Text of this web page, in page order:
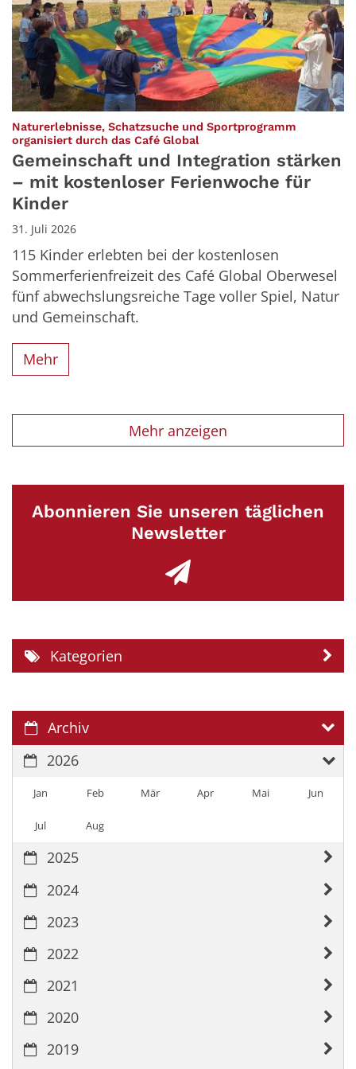
Naturerlebnisse, Schatzsuche und Sportprogramm
organisiert durch das Café Global
Gemeinschaft und Integration stärken
– mit kostenloser Ferienwoche für
Kinder
31. Juli 2026
115 Kinder erlebten bei der kostenlosen
Sommerferienfreizeit des Café Global Oberwesel
fünf abwechslungsreiche Tage voller Spiel, Natur
und Gemeinschaft.
Mehr
Mehr anzeigen
Abonnieren Sie unseren täglichen
Newsletter
Kategorien
Archiv
2026
Jan Feb Mär Apr Mai Jun
Jul Aug
2025
2024
2023
2022
2021
2020
2019